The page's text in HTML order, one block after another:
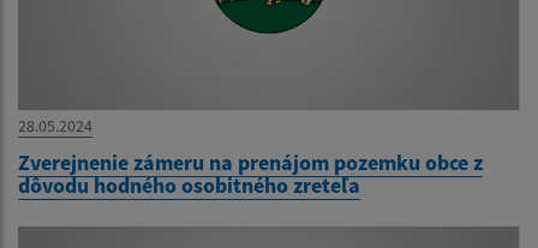
28.05.2024
Zverejnenie zámeru na prenájom pozemku obce z
dôvodu hodného osobitného zreteľa